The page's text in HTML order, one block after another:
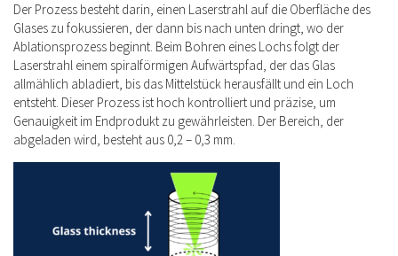
Der Prozess besteht darin, einen Laserstrahl auf die Oberfläche des
Glases zu fokussieren, der dann bis nach unten dringt, wo der
Ablationsprozess beginnt. Beim Bohren eines Lochs folgt der
Laserstrahl einem spiralförmigen Aufwärtspfad, der das Glas
allmählich abladiert, bis das Mittelstück herausfällt und ein Loch
entsteht. Dieser Prozess ist hoch kontrolliert und präzise, um
Genauigkeit im Endprodukt zu gewährleisten. Der Bereich, der
abgeladen wird, besteht aus 0,2 – 0,3 mm.